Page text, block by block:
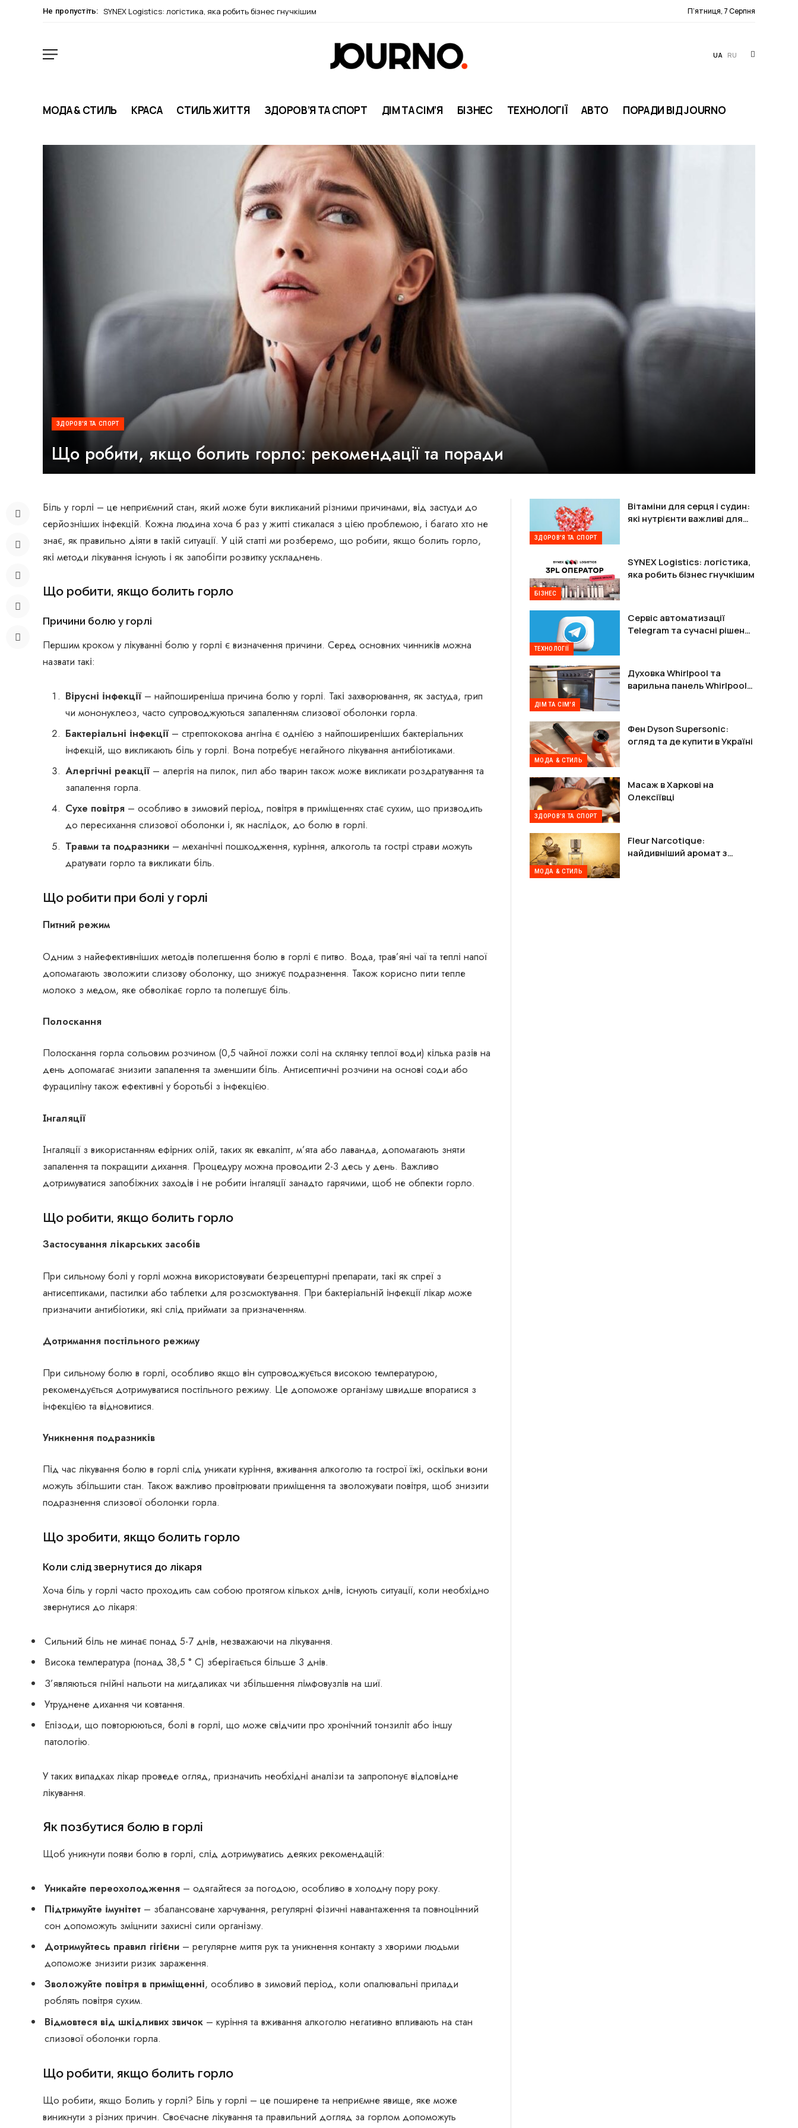
Не пропустіть: SYNEX Logistics: логістика, яка робить бізнес гнучкішим П’ятниця, 7 Серпня
UA RU
МОДА & СТИЛЬ КРАСА СТИЛЬ ЖИТТЯ ЗДОРОВ’Я ТА СПОРТ ДІМ ТА СІМ’Я БІЗНЕС ТЕХНОЛОГІЇ АВТО ПОРАДИ ВІД JOURNO
ЗДОРОВ'Я ТА СПОРТ
Що робити, якщо болить горло: рекомендації та поради
Біль у горлі – це неприємний стан, який може бути викликаний різними причинами, від застуди до
серйозніших інфекцій. Кожна людина хоча б раз у житті стикалася з цією проблемою, і багато хто не
знає, як правильно діяти в такій ситуації. У цій статті ми розберемо, що робити, якщо болить горло,
які методи лікування існують і як запобігти розвитку ускладнень.
Що робити, якщо болить горло
Причини болю у горлі
Першим кроком у лікуванні болю у горлі є визначення причини. Серед основних чинників можна
назвати такі:
Вірусні інфекції – найпоширеніша причина болю у горлі. Такі захворювання, як застуда, грип
чи мононуклеоз, часто супроводжуються запаленням слизової оболонки горла.
Бактеріальні інфекції – стрептококова ангіна є однією з найпоширеніших бактеріальних
інфекцій, що викликають біль у горлі. Вона потребує негайного лікування антибіотиками.
Алергічні реакції– алергія на пилок, пил або тварин також може викликати роздратування та
запалення горла.
Сухе повітря – особливо в зимовий період, повітря в приміщеннях стає сухим, що призводить
до пересихання слизової оболонки і, як наслідок, до болю в горлі.
Травми та подразники – механічні пошкодження, куріння, алкоголь та гострі страви можуть
дратувати горло та викликати біль.
Що робити при болі у горлі
Питний режим
Одним з найефективніших методів полегшення болю в горлі є питво. Вода, трав’яні чаї та теплі напої
допомагають зволожити слизову оболонку, що знижує подразнення. Також корисно пити тепле
молоко з медом, яке обволікає горло та полегшує біль.
Полоскання
Полоскання горла сольовим розчином (0,5 чайної ложки солі на склянку теплої води) кілька разів на
день допомагає знизити запалення та зменшити біль. Антисептичні розчини на основі соди або
фурациліну також ефективні у боротьбі з інфекцією.
Інгаляції
Інгаляції з використанням ефірних олій, таких як евкаліпт, м’ята або лаванда, допомагають зняти
запалення та покращити дихання. Процедуру можна проводити 2-3 десь у день. Важливо
дотримуватися запобіжних заходів і не робити інгаляції занадто гарячими, щоб не обпекти горло.
Що робити, якщо болить горло
Застосування лікарських засобів
При сильному болі у горлі можна використовувати безрецептурні препарати, такі як спреї з
антисептиками, пастилки або таблетки для розсмоктування. При бактеріальній інфекції лікар може
призначити антибіотики, які слід приймати за призначенням.
Дотримання постільного режиму
При сильному болю в горлі, особливо якщо він супроводжується високою температурою,
рекомендується дотримуватися постільного режиму. Це допоможе організму швидше впоратися з
інфекцією та відновитися.
Уникнення подразників
Під час лікування болю в горлі слід уникати куріння, вживання алкоголю та гострої їжі, оскільки вони
можуть збільшити стан. Також важливо провітрювати приміщення та зволожувати повітря, щоб знизити
подразнення слизової оболонки горла.
Що зробити, якщо болить горло
Коли слід звернутися до лікаря
Хоча біль у горлі часто проходить сам собою протягом кількох днів, існують ситуації, коли необхідно
звернутися до лікаря:
Сильний біль не минає понад 5-7 днів, незважаючи на лікування.
Висока температура (понад 38,5 ° C) зберігається більше 3 днів.
З’являються гнійні нальоти на мигдаликах чи збільшення лімфовузлів на шиї.
Утруднене дихання чи ковтання.
Епізоди, що повторюються, болі в горлі, що може свідчити про хронічний тонзиліт або іншу
патологію.
У таких випадках лікар проведе огляд, призначить необхідні аналізи та запропонує відповідне
лікування.
Як позбутися болю в горлі
Щоб уникнути появи болю в горлі, слід дотримуватись деяких рекомендацій:
Уникайте переохолодження – одягайтеся за погодою, особливо в холодну пору року.
Підтримуйте імунітет – збалансоване харчування, регулярні фізичні навантаження та повноцінний
сон допоможуть зміцнити захисні сили організму.
Дотримуйтесь правил гігієни – регулярне миття рук та уникнення контакту з хворими людьми
допоможе знизити ризик зараження.
Зволожуйте повітря в приміщенні, особливо в зимовий період, коли опалювальні прилади
роблять повітря сухим.
Відмовтеся від шкідливих звичок – куріння та вживання алкоголю негативно впливають на стан
слизової оболонки горла.
Що робити, якщо болить горло
Що робити, якщо Болить у горлі? Біль у горлі – це поширене та неприємне явище, яке може
виникнути з різних причин. Своєчасне лікування та правильний догляд за горлом допоможуть
ЗДОРОВ'Я ТА СПОРТ
Вітаміни для серця і судин:
які нутрієнти важливі для
БІЗНЕС
SYNEX Logistics: логістика,
яка робить бізнес гнучкішим
ТЕХНОЛОГІЇ
Сервіс автоматизації
Telegram та сучасні рішення
ДІМ ТА СІМ'Я
Духовка Whirlpool та
варильна панель Whirlpool:
МОДА & СТИЛЬ
Фен Dyson Supersonic:
огляд та де купити в Україні
ЗДОРОВ'Я ТА СПОРТ
Масаж в Харкові на
Олексіївці
МОДА & СТИЛЬ
Fleur Narcotique:
найдивніший аромат з